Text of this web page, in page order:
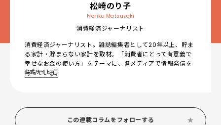
松崎のり子
Noriko Matsuzaki
消費経済ジャーナリスト
消費経済ジャーナリスト。雑誌編集者として20年以上、貯ま
る家計・貯まらない家計を取材。「消費者にとって有意義で
幸せなお金の使い方」をテーマに、各メディアで情報発信を
行っている。
公式サイト
この連載コラムをフォローする